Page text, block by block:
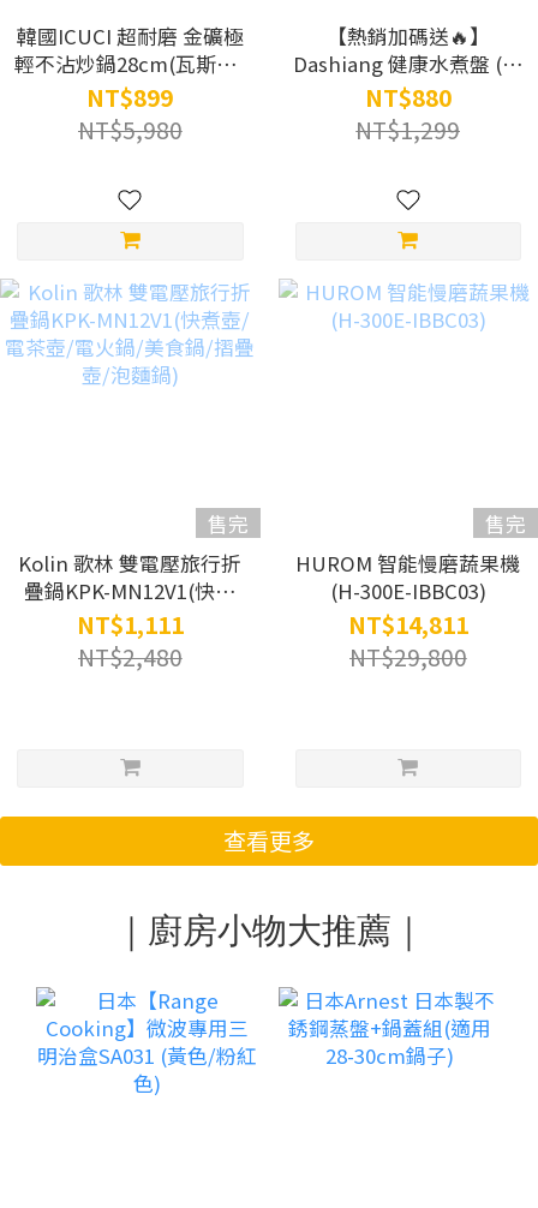
韓國ICUCI 超耐磨 金礦極
輕不沾炒鍋28cm(瓦斯款/
香檳金/百萬次耐磨/極輕)
NT$899
NT$5,980
【熱銷加碼送🔥】
Dashiang 健康水煮盤 (加
贈$350 《100種吐司更好
吃的方法》)
NT$880
NT$1,299
售完
Kolin 歌林 雙電壓旅行折
疊鍋KPK-MN12V1(快煮
壺/電茶壺/電火鍋/美食
鍋/摺疊壺/泡麵鍋)
NT$1,111
NT$2,480
售完
HUROM 智能慢磨蔬果機
(H-300E-IBBC03)
NT$14,811
NT$29,800
查看更多
｜廚房小物大推薦｜